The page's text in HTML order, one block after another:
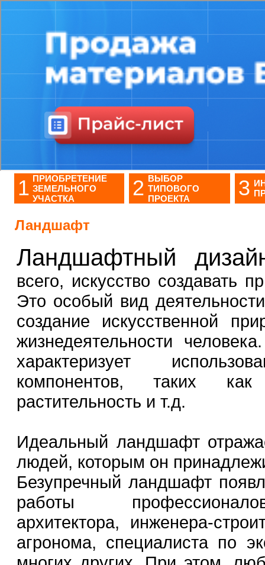
1 ПРИОБРЕТЕНИЕ
ЗЕМЕЛЬНОГО
УЧАСТКА
2 ВЫБОР
ТИПОВОГО
ПРОЕКТА
3
Ландшафт
Ландшафтный
всего, искусство создавать
Это особый вид
создание искусственной
жизнедеятельности
характеризует
компонентов, таких
растительность и т.д.
Идеальный ландшафт
людей, которым он
Безупречный ландшафт
работы
архитектора, инженера-
агронома, специалиста по